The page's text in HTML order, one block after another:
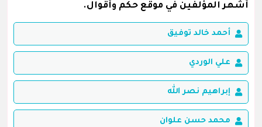
أشهر المؤلفين في موقع حكم وأقوال.
أحمد خالد توفيق
علي الوردي
إبراهيم نصر الله
محمد حسن علوان